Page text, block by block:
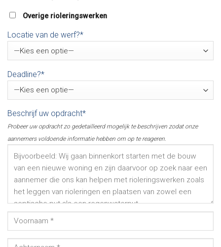
Overige rioleringswerken
Locatie van de werf?*
Deadline?*
Beschrijf uw opdracht*
Probeer uw opdracht zo gedetailleerd mogelijk te beschrijven zodat onze
aannemers voldoende informatie hebben om op te reageren.